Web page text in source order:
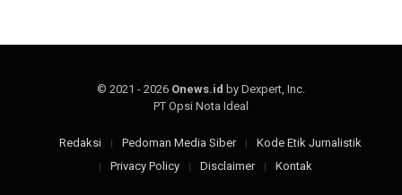
© 2021 - 2026 Onews.id by Dexpert, Inc.
PT Opsi Nota Ideal
Redaksi Pedoman Media Siber
Kode Etik Jurnalistik
Privacy Policy
Disclaimer Kontak